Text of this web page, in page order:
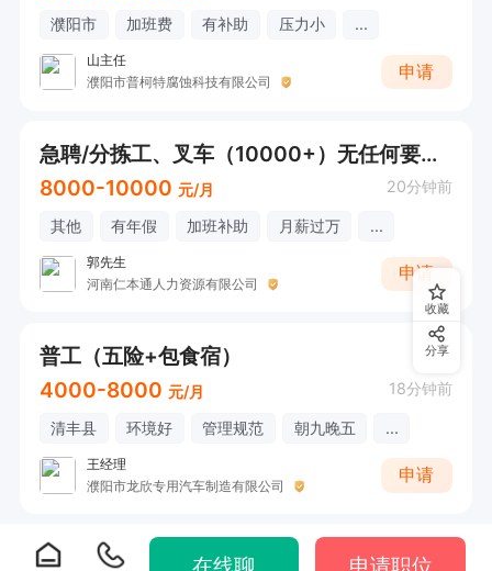
濮阳市 加班费 有补助 压力小 ...
山主任
濮阳市普柯特腐蚀科技有限公司
申请
急聘/分拣工、叉车（10000+）无任何要求能干就行
8000-10000 元/月 20分钟前
其他 有年假 加班补助 月薪过万 ...
郭先生
河南仁本通人力资源有限公司
申请
普工（五险+包食宿）
4000-8000 元/月 18分钟前
清丰县 环境好 管理规范 朝九晚五 ...
王经理
濮阳市龙欣专用汽车制造有限公司
申请
收藏
分享
在线聊 申请职位